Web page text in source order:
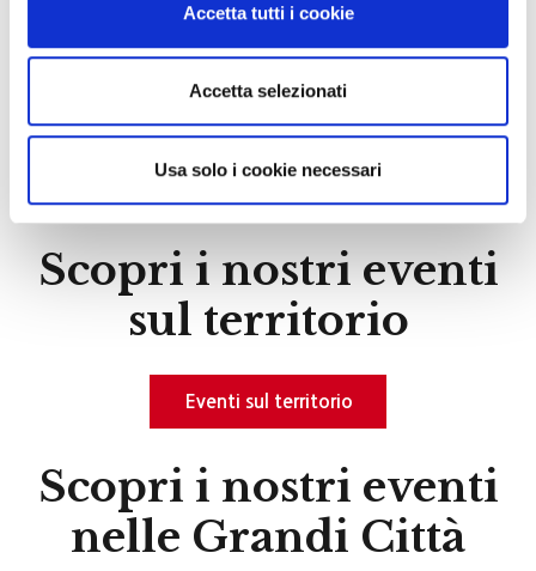
Accetta tutti i cookie
Accetta selezionati
Usa solo i cookie necessari
Visita in Cantina
Ricci Curbastro e Tenuta Ambrosini
Scopri i nostri eventi
sul territorio
Eventi sul territorio
Scopri i nostri eventi
nelle Grandi Città